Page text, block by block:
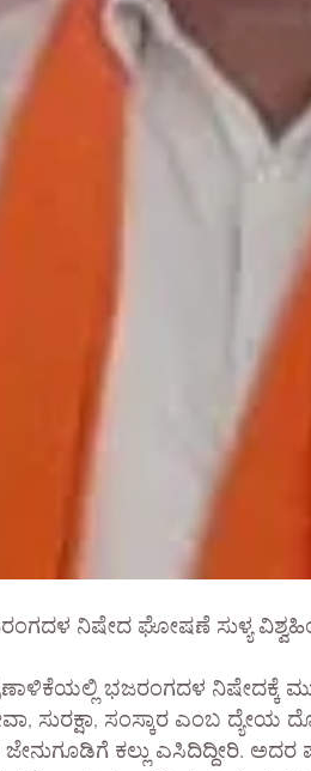
ನಿಷೇದ ಘೋಷಣೆ ಸುಳ್ಯ
ಭಜರಂಗದಳ
ಸುರಕ್ಷಾ, ಸಂಸ್ಕಾರ ಎಂಬ
ಕಲ್ಲು ಎಸಿದಿದ್ದೀರಿ.